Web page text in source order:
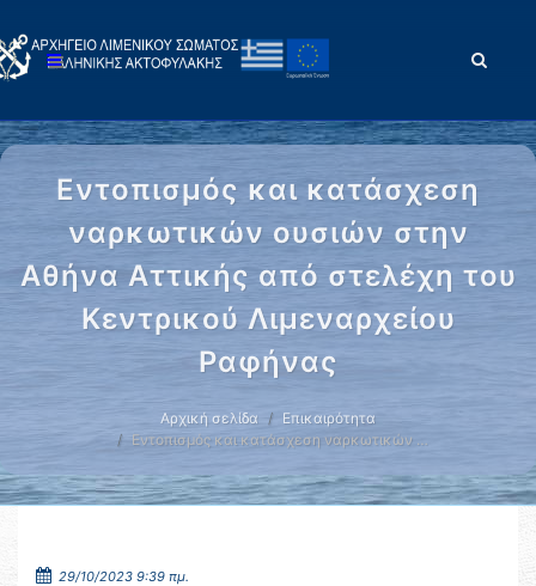
Εντοπισμός και κατάσχεση
ναρκωτικών ουσιών στην
Αθήνα Αττικής από στελέχη του
Κεντρικού Λιμεναρχείου
Ραφήνας
Αρχική σελίδα
Επικαιρότητα
Εντοπισμός και κατάσχεση ναρκωτικών …
29/10/2023 9:39 πμ.